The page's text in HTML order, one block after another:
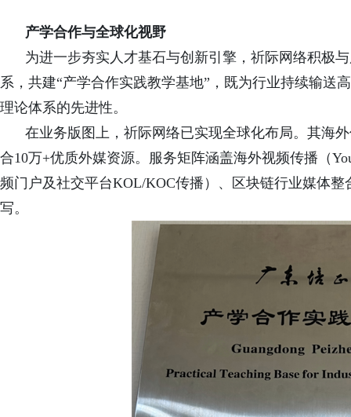
产学合作与全球化视野
为进一步夯实人才基石与创新引擎，祈际网络积极与
系，共建“产学合作实践教学基地”，既为行业持续输送
理论体系的先进性。
在业务版图上，祈际网络已实现全球化布局。其海
合10万+优质外媒资源。服务矩阵涵盖海外视频传播（
频门户及社交平台KOL/KOC传播）、区块链行业媒体
写。